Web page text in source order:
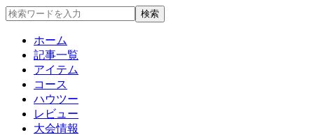
ホーム
記事一覧
アイテム
コース
ハウツー
レビュー
大会情報